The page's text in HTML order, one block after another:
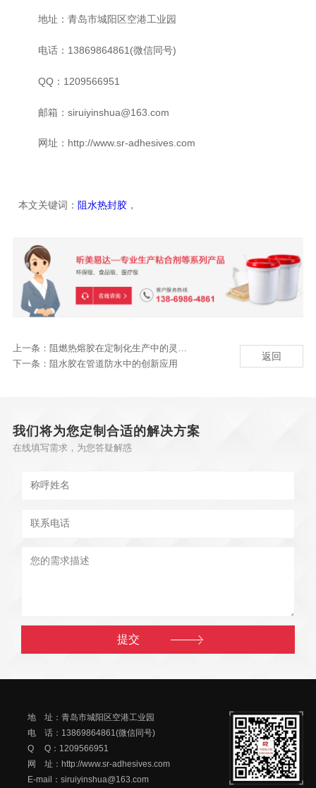
地址：青岛市城阳区空港工业园
电话：13869864861(微信同号)
QQ：1209566951
邮箱：siruiyinshua@163.com
网址：http://www.sr-adhesives.com
本文关键词： 阻水热封胶 ，
上一条： 阻燃热熔胶在定制化生产中的灵活性与适应性
下一条： 阻水胶在管道防水中的创新应用
返回
我们将为您定制合适的解决方案
在线填写需求，为您答疑解惑
地 址：青岛市城阳区空港工业园
电 话：13869864861(微信同号)
Q Q：1209566951
网 址：http://www.sr-adhesives.com
E-mail：siruiyinshua@163.com